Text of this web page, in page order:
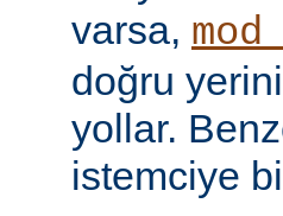
varsa,
doğru
yollar.
istemciye